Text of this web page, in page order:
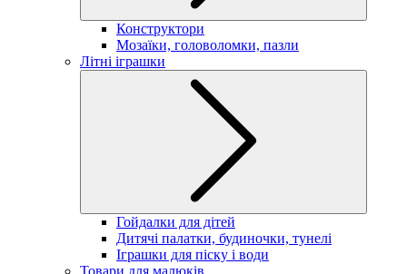
Конструктори
Мозаїки, головоломки, пазли
Літні іграшки
Гойдалки для дітей
Дитячі палатки, будиночки, тунелі
Іграшки для піску і води
Товари для малюків